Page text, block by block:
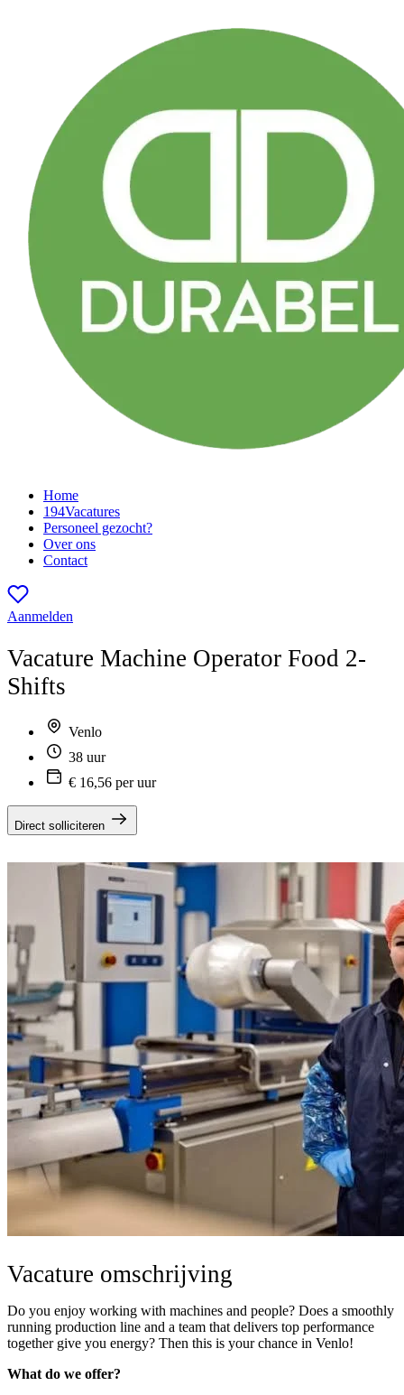
Home
194Vacatures
Personeel gezocht?
Over ons
Contact
Aanmelden
Vacature Machine Operator Food 2-
Shifts
Venlo
38 uur
€ 16,56 per uur
Direct solliciteren
Vacature omschrijving
Do you enjoy working with machines and people? Does a smoothly
running production line and a team that delivers top performance
together give you energy? Then this is your chance in Venlo!
What do we offer?